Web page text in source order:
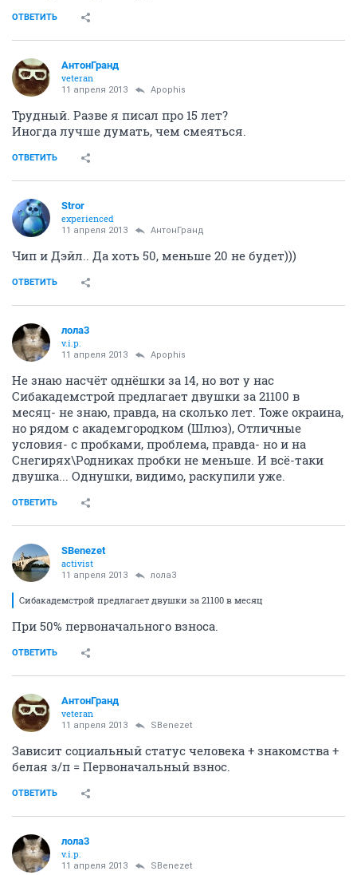
ОТВЕТИТЬ
АнтонГранд
veteran
11 апреля 2013 Apophis
Трудный. Разве я писал про 15 лет?
Иногда лучше думать, чем смеяться.
ОТВЕТИТЬ
Stror
experienced
11 апреля 2013 АнтонГранд
Чип и Дэйл.. Да хоть 50, меньше 20 не будет)))
ОТВЕТИТЬ
лола3
v.i.p.
11 апреля 2013 Apophis
Не знаю насчёт однёшки за 14, но вот у нас
Сибакадемстрой предлагает двушки за 21100 в
месяц- не знаю, правда, на сколько лет. Тоже окраина,
но рядом с академгородком (Шлюз), Отличные
условия- с пробками, проблема, правда- но и на
Снегирях\Родниках пробки не меньше. И всё-таки
двушка... Однушки, видимо, раскупили уже.
ОТВЕТИТЬ
SBenezet
activist
11 апреля 2013 лола3
Сибакадемстрой предлагает двушки за 21100 в месяц
При 50% первоначального взноса.
ОТВЕТИТЬ
АнтонГранд
veteran
11 апреля 2013 SBenezet
Зависит социальный статус человека + знакомства +
белая з/п = Первоначальный взнос.
ОТВЕТИТЬ
лола3
v.i.p.
11 апреля 2013 SBenezet